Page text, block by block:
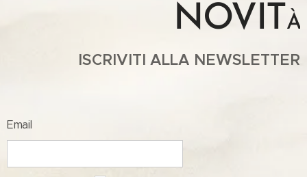
NOVIT À
ISCRIVITI ALLA NEWSLETTER
Email